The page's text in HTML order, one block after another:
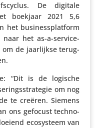
De digitale
boekjaar 2021 5,6
het busi­ness­plat­form
het as-a-service-
om de jaar­lijkse terug­
“Dit is de logische
om nog
te creëren. Siemens
ons gefocust tech­no­
ecosys­teem van